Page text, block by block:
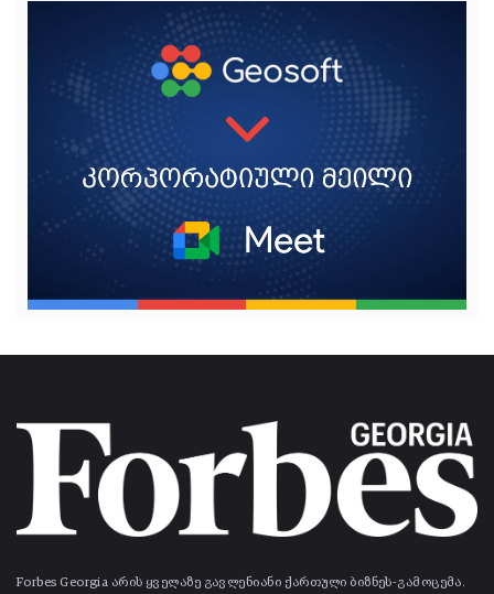
Forbes Georgia არის ყველაზე გავლენიანი ქართული ბიზნეს-გამოცემა.